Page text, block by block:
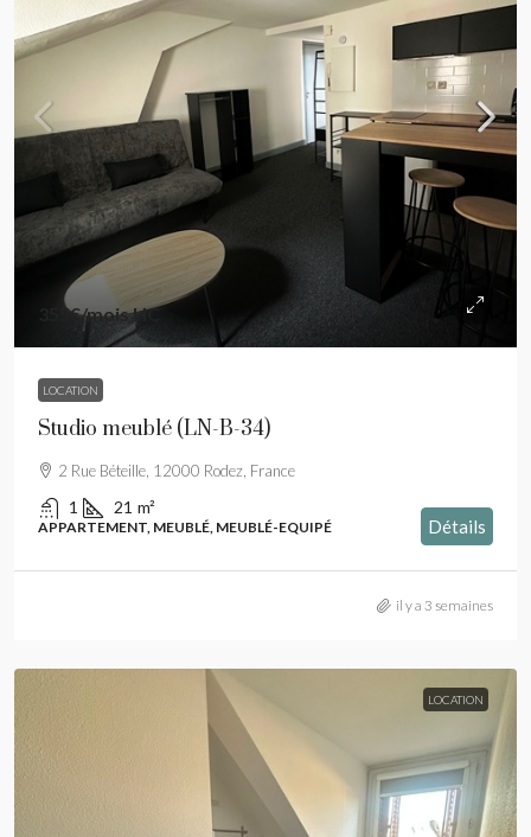
355€/mois HC
LOCATION
Studio meublé (LN-B-34)
2 Rue Béteille, 12000 Rodez, France
1 21 m²
APPARTEMENT, MEUBLÉ, MEUBLÉ-EQUIPÉ Détails
il y a 3 semaines
LOCATION